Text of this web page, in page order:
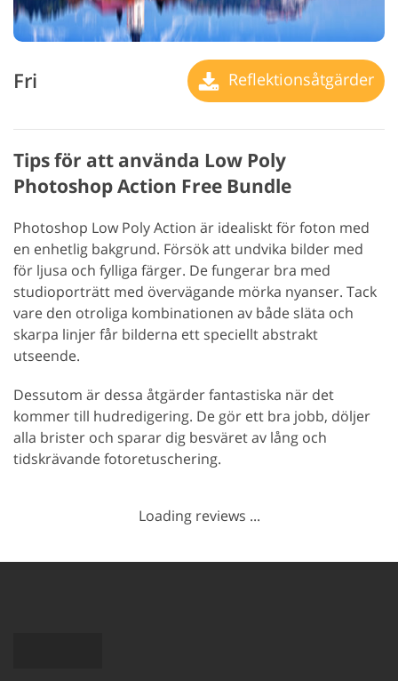
Fri Reflektionsåtgärder
Tips för att använda Low Poly
Photoshop Action Free Bundle
Photoshop Low Poly Action är idealiskt för foton med
en enhetlig bakgrund. Försök att undvika bilder med
för ljusa och fylliga färger. De fungerar bra med
studioporträtt med övervägande mörka nyanser. Tack
vare den otroliga kombinationen av både släta och
skarpa linjer får bilderna ett speciellt abstrakt
utseende.
Dessutom är dessa åtgärder fantastiska när det
kommer till hudredigering. De gör ett bra jobb, döljer
alla brister och sparar dig besväret av lång och
tidskrävande fotoretuschering.
Loading reviews ...